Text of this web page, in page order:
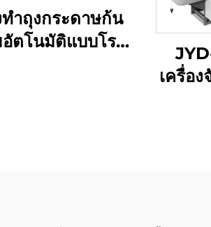
ทำถุงกระดาษก้น
อัตโนมัติแบบโรล
เครื่อ